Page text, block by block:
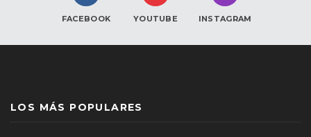
FACEBOOK YOUTUBE INSTAGRAM
LOS MÁS POPULARES